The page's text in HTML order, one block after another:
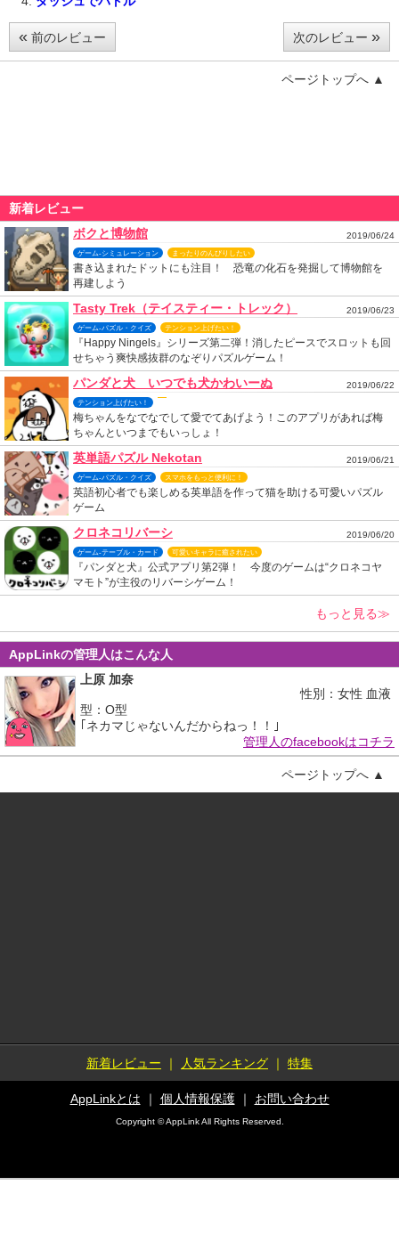
« 前のレビュー 次のレビュー »
ページトップへ ▲
新着レビュー
ボクと博物館
2019/06/24
ゲーム-シミュレーション まったりのんびりしたい
書き込まれたドットにも注目！ 恐竜の化石を発掘して博物館を
再建しよう
Tasty Trek（テイスティー・トレック） 2019/06/23
ゲーム-パズル・クイズ テンション上げたい！
『Happy Ningels』シリーズ第二弾！消したピースでスロットも回
せちゃう爽快感抜群のなぞりパズルゲーム！
パンダと犬 いつでも犬かわいーぬ 2019/06/22
テンション上げたい！
梅ちゃんをなでなでして愛でてあげよう！このアプリがあれば梅
ちゃんといつまでもいっしょ！
英単語パズル Nekotan 2019/06/21
ゲーム-パズル・クイズ スマホをもっと便利に！
英語初心者でも楽しめる英単語を作って猫を助ける可愛いパズル
ゲーム
クロネコリバーシ 2019/06/20
ゲーム-テーブル・カード 可愛いキャラに癒されたい
『パンダと犬』公式アプリ第2弾！ 今度のゲームは“クロネコヤ
マモト”が主役のリバーシゲーム！
もっと見る≫
AppLinkの管理人はこんな人
上原 加奈
性別：女性 血液
型：O型
｢ネカマじゃないんだからねっ！！｣
管理人のfacebookはコチラ
ページトップへ ▲
新着レビュー ｜ 人気ランキング ｜ 特集
AppLinkとは ｜ 個人情報保護｜ お問い合わせ
Copyright © AppLink All Rights Reserved.